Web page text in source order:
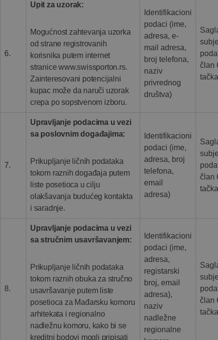
6.
Upit za uzorak:
Mogućnost zahtevanja uzorka
od strane registrovanih
korisnika putem internet
stranice www.swissporton.rs.
Zainteresovani potencijalni
kupac može da naruči uzorak
crepa po sopstvenom izboru.
Identifikacioni
podaci (ime,
adresa, e-
mail adresa,
broj telefona,
naziv
privrednog
društva)
član
7.
Upravljanje podacima u vezi
sa poslovnim događajima:
Prikupljanje ličnih podataka
tokom raznih događaja putem
liste posetioca u cilju
olakšavanja budućeg kontakta
i saradnje.
Identifikacioni
podaci (ime,
adresa, broj
telefona,
email
adresa)
član
8.
Upravljanje podacima u vezi
sa stručnim usavršavanjem:
Prikupljanje ličnih podataka
tokom raznih obuka za stručno
usavršavanje putem liste
posetioca za Mađarsku komoru
arhitekata i regionalno
nadležnu komoru, kako bi se
kreditni bodovi mogli pripisati
Identifikacioni
podaci (ime,
adresa,
registarski
broj, email
adresa),
naziv
nadležne
regionalne
član